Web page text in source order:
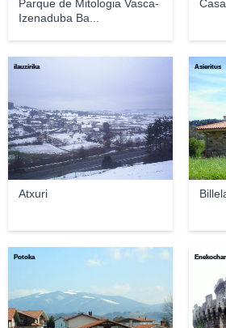
Parque de Mitologia Vasca-
Izenaduba Ba...
Atxuri
ilauzirika Asieritus
Potoka